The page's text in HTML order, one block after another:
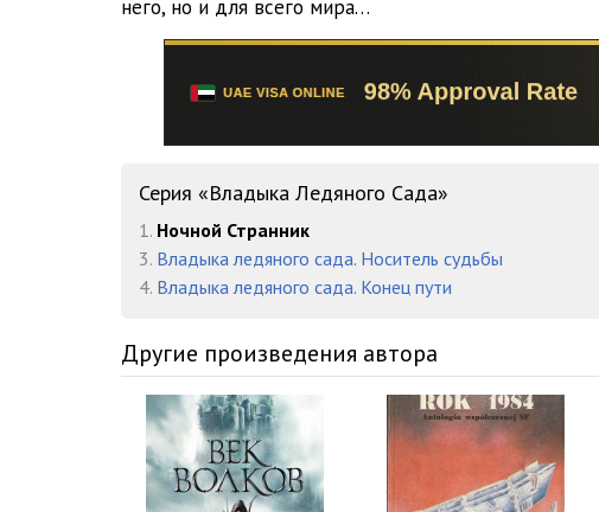
него, но и для всего мира…
Серия «Владыка Ледяного Сада»
1. Ночной Странник
3. Владыка ледяного сада. Носитель судьбы
4. Владыка ледяного сада. Конец пути
Другие произведения автора